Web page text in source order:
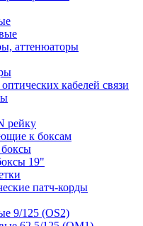
аттенюаторы
кабелей связи
рейку
к боксам
19"
патч-корды
9/125 (OS2)